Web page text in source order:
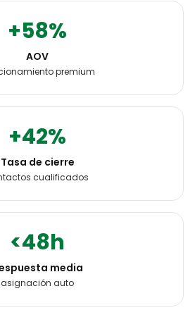
+58%
AOV
premium
+42%
Tasa de cierre
cualificados
<48h
media
asignación auto